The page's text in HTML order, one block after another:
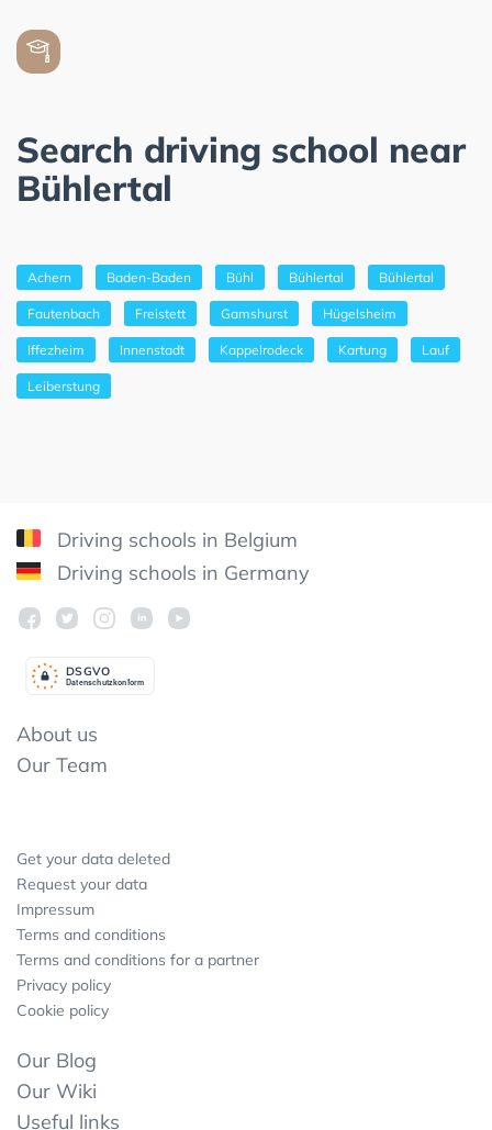
Search driving school near
Bühlertal
Achern Baden-Baden Bühl Bühlertal Bühlertal
Fautenbach Freistett Gamshurst Hügelsheim
Iffezheim Innenstadt Kappelrodeck Kartung Lauf
Leiberstung
Driving schools in Belgium
Driving schools in Germany
Datenschutzkonform
DSGVO
About us
Our Team
Get your data deleted
Request your data
Impressum
Terms and conditions
Terms and conditions for a partner
Privacy policy
Cookie policy
Our Blog
Our Wiki
Useful links